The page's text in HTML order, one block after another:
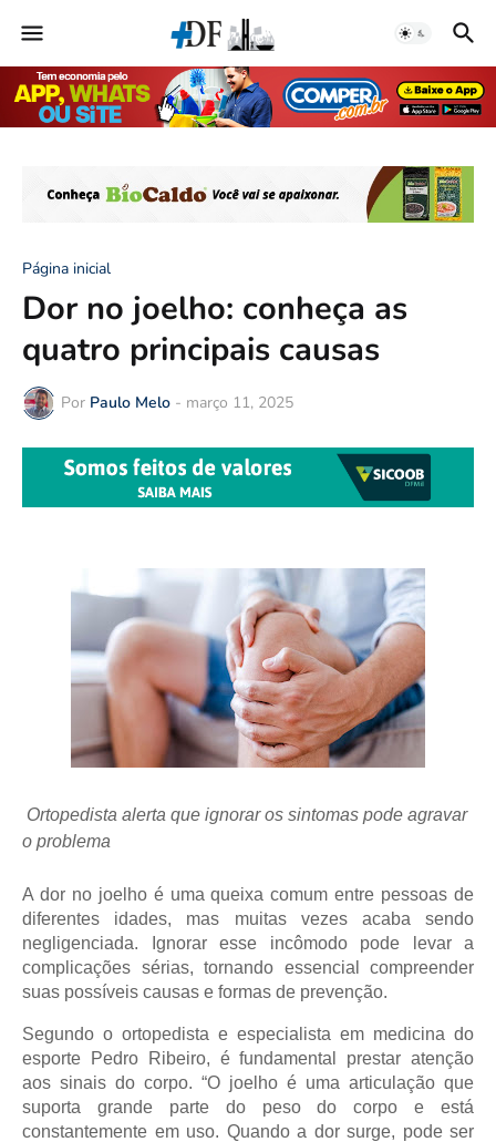
Página inicial
Dor no joelho: conheça as
quatro principais causas
Por Paulo Melo - março 11, 2025
Ortopedista alerta que ignorar os sintomas pode agravar
o problema
A dor no joelho é uma queixa comum entre pessoas de
diferentes idades, mas muitas vezes acaba sendo
negligenciada. Ignorar esse incômodo pode levar a
complicações sérias, tornando essencial compreender
suas possíveis causas e formas de prevenção.
Segundo o ortopedista e especialista em medicina do
esporte Pedro Ribeiro, é fundamental prestar atenção
aos sinais do corpo. “O joelho é uma articulação que
suporta grande parte do peso do corpo e está
constantemente em uso. Quando a dor surge, pode ser